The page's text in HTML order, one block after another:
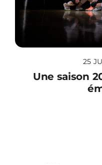
25
Une saison